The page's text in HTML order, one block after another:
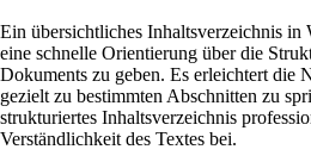
Ein übersichtliches Inhaltsverzeichnis
eine schnelle Orientierung über die
Dokuments zu geben. Es erleichtert die
gezielt zu bestimmten Abschnitten zu
strukturiertes Inhaltsverzeichnis
Verständlichkeit des Textes bei.